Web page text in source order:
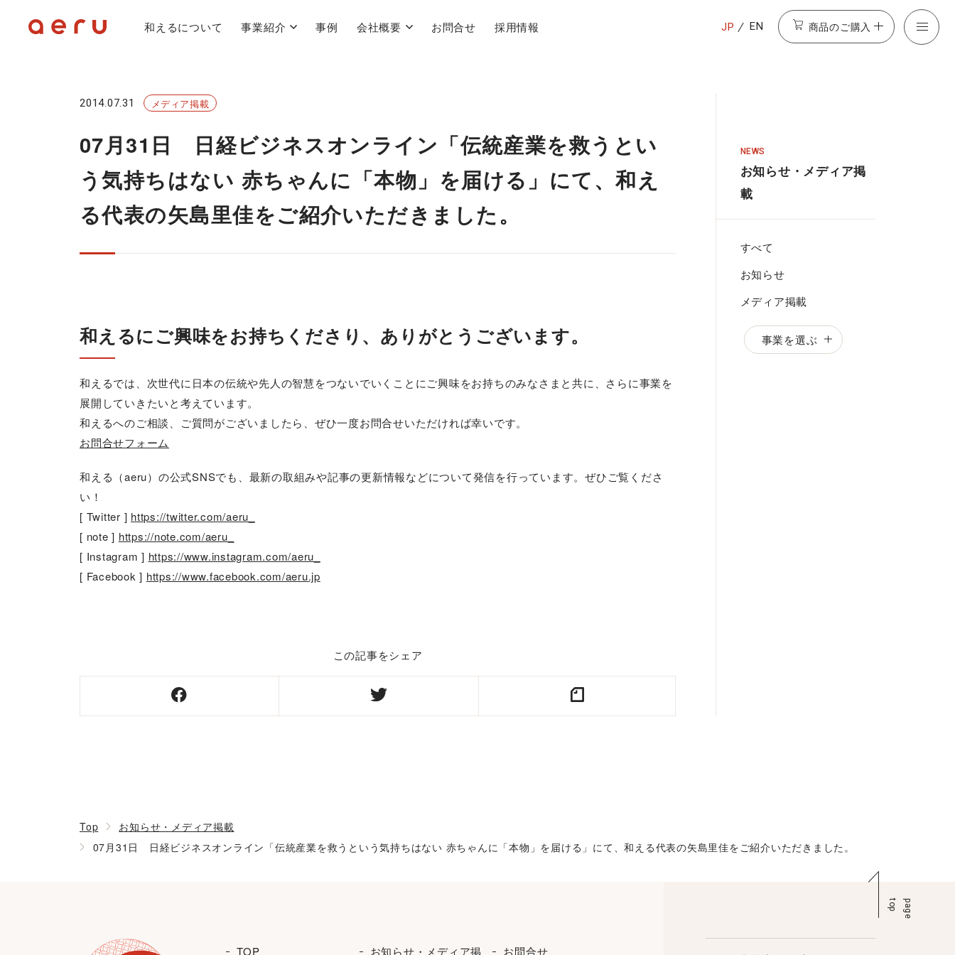
和えるについて 事業紹介 事例 会社概要 お問合せ 採用情報 JP EN 商品のご購入
2014.07.31 メディア掲載
07月31日 日経ビジネスオンライン「伝統産業を救うとい
う気持ちはない 赤ちゃんに「本物」を届ける」にて、和え
る代表の矢島里佳をご紹介いただきました。
和えるにご興味をお持ちくださり、ありがとうございます。
和えるでは、次世代に日本の伝統や先人の智慧をつないでいくことにご興味をお持ちのみなさまと共に、さらに事業を
展開していきたいと考えています。
和えるへのご相談、ご質問がございましたら、ぜひ一度お問合せいただければ幸いです。
お問合せフォーム
和える（aeru）の公式SNSでも、最新の取組みや記事の更新情報などについて発信を行っています。ぜひご覧くださ
い！
[ Twitter ] https://twitter.com/aeru_
[ note ] https://note.com/aeru_
[ Instagram ] https://www.instagram.com/aeru_
[ Facebook ] https://www.facebook.com/aeru.jp
この記事をシェア
NEWS
お知らせ・メディア掲
載
すべて
お知らせ
メディア掲載
事業を選ぶ
Top
お知らせ・メディア掲載
07月31日 日経ビジネスオンライン「伝統産業を救うという気持ちはない 赤ちゃんに「本物」を届ける」にて、和える代表の矢島里佳をご紹介いただきました。
p
a
g
e
t
o
p
TOP お知らせ・メディア掲 お問合せ